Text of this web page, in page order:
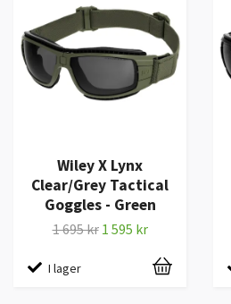
Wiley X Lynx
Clear/Grey Tactical
Goggles - Green
1 695 kr 1 595 kr
I lager